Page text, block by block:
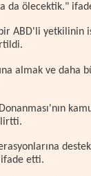
da ölecektik."
ABD'li yetkilinin
almak ve daha
etti.